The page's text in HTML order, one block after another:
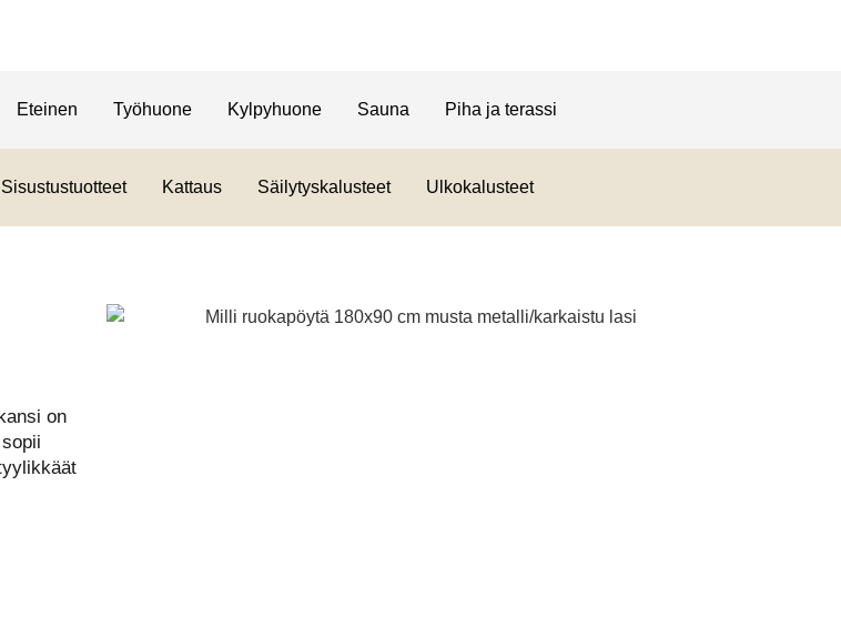
Eteinen Työhuone Kylpyhuone Sauna Piha ja terassi
Sisustustuotteet Kattaus Säilytyskalusteet Ulkokalusteet
on